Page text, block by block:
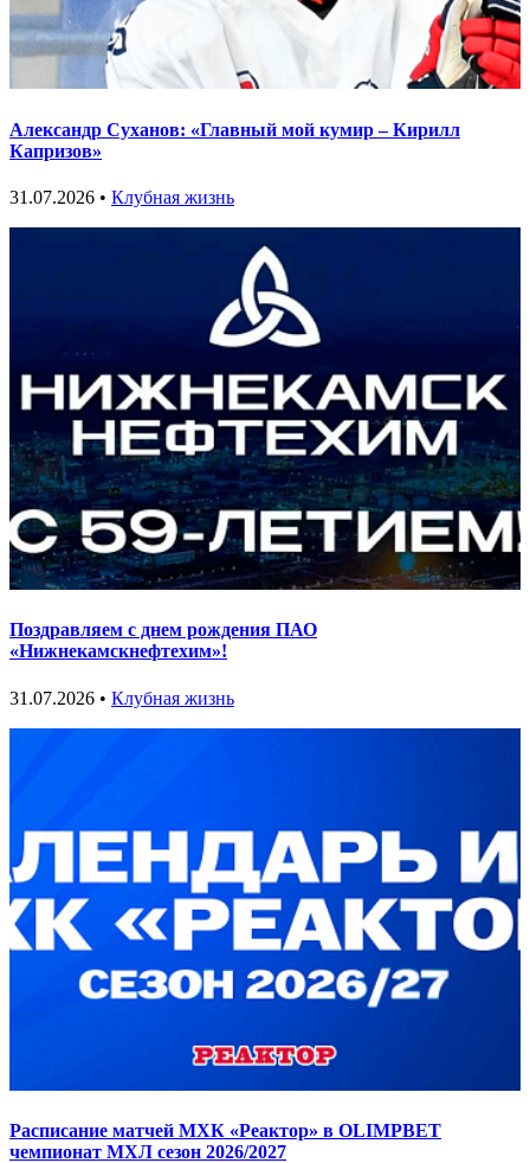
Александр Суханов: «Главный мой кумир – Кирилл
Капризов»
31.07.2026 • Клубная жизнь
Поздравляем с днем рождения ПАО
«Нижнекамскнефтехим»!
31.07.2026 • Клубная жизнь
Расписание матчей МХК «Реактор» в OLIMPBET
чемпионат МХЛ сезон 2026/2027